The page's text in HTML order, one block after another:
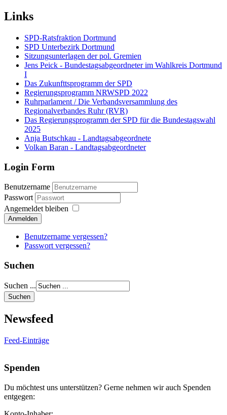
Links
SPD-Ratsfraktion Dortmund
SPD Unterbezirk Dortmund
Sitzungsunterlagen der pol. Gremien
Jens Peick - Bundestagsabgeordneter im Wahlkreis Dortmund
I
Das Zukunfttsprogramm der SPD
Regierungsprogramm NRWSPD 2022
Ruhrparlament / Die Verbandsversammlung des
Regionalverbandes Ruhr (RVR)
Das Regierungsprogramm der SPD für die Bundestagswahl
2025
Anja Butschkau - Landtagsabgeordnete
Volkan Baran - Landtagsabgeordneter
Login Form
Benutzername
Passwort
Angemeldet bleiben
Anmelden
Benutzername vergessen?
Passwort vergessen?
Suchen
Suchen ...
Newsfeed
Feed-Einträge
Spenden
Du möchtest uns unterstützen? Gerne nehmen wir auch Spenden
entgegen: